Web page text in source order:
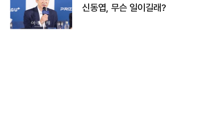
신동엽, 무슨 일이길래?